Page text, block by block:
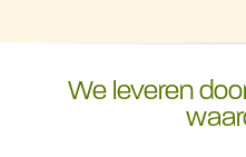
We leveren